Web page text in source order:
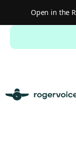
Do you want to
Open in the